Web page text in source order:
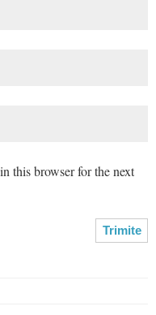
this browser for the next